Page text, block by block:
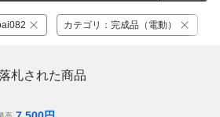
カテゴリ ： 完成品（電動）
札された商品